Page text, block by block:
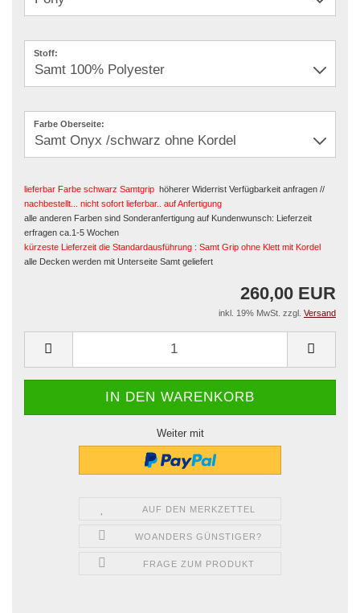
Stoff:
Farbe Oberseite:
lieferbar Farbe schwarz Samtgrip höherer Widerrist Verfügbarkeit anfragen //
nachbestellt... nicht sofort lieferbar.. auf Anfertigung
alle anderen Farben sind Sonderanfertigung auf Kundenwunsch: Lieferzeit
erfragen ca.1-5 Wochen
kürzeste Lieferzeit die Standardausführung : Samt Grip ohne Klett mit Kordel
alle Decken werden mit Unterseite Samt geliefert
260,00 EUR
inkl. 19% MwSt. zzgl. Versand
Weiter mit
AUF DEN MERKZETTEL
WOANDERS GÜNSTIGER?
FRAGE ZUM PRODUKT